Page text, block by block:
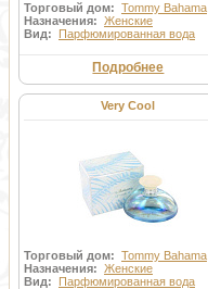
Торговый дом: Tommy Bahama
Назначения: Женские
Вид: Парфюмированная вода
Подробнее
Very Cool
Торговый дом: Tommy Bahama
Назначения: Женские
Вид: Парфюмированная вода